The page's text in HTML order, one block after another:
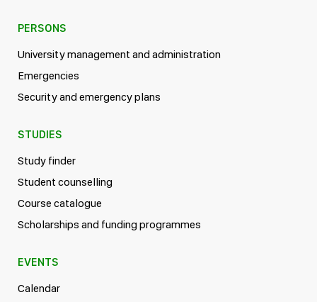
PERSONS
University management and administration
Emergencies
Security and emergency plans
STUDIES
Study finder
Student counselling
Course catalogue
Scholarships and funding programmes
EVENTS
Calendar